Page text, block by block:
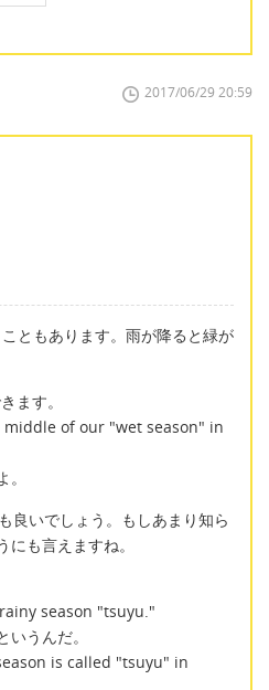
2017/06/29 20:59
ともあります。雨が降ると緑が
ます。
of our "wet season" in
良いでしょう。もしあまり知ら
も言えますね。
season "tsuyu."
うんだ。
is called "tsuyu" in